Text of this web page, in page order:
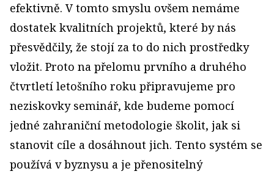
efektivně. V tomto smyslu ovšem nemáme
dostatek kvalitních projektů, které by nás
přesvědčily, že stojí za to do nich prostředky
vložit. Proto na přelomu prvního a druhého
čtvrtletí letošního roku připravujeme pro
neziskovky seminář, kde budeme pomocí
jedné zahraniční metodologie školit, jak si
stanovit cíle a dosáhnout jich. Tento systém se
používá v byznysu a je přenositelný